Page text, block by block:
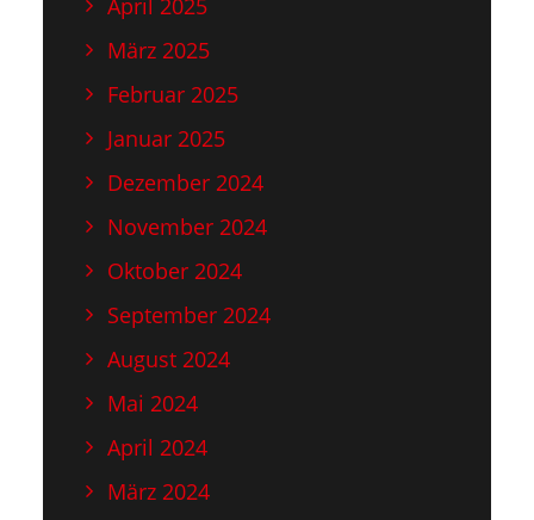
April 2025
März 2025
Februar 2025
Januar 2025
Dezember 2024
November 2024
Oktober 2024
September 2024
August 2024
Mai 2024
April 2024
März 2024